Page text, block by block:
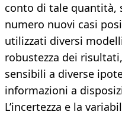
conto di tale quantità,
numero nuovi casi
utilizzati diversi
robustezza dei
sensibili a diverse
informazioni a
L’incertezza e la